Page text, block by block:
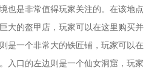
也是非常值得玩家关注的。在该地点
大的盔甲店，玩家可以在这里购买并
是一个非常大的铁匠铺，玩家可以在
入口的左边则是一个仙女洞窟，玩家